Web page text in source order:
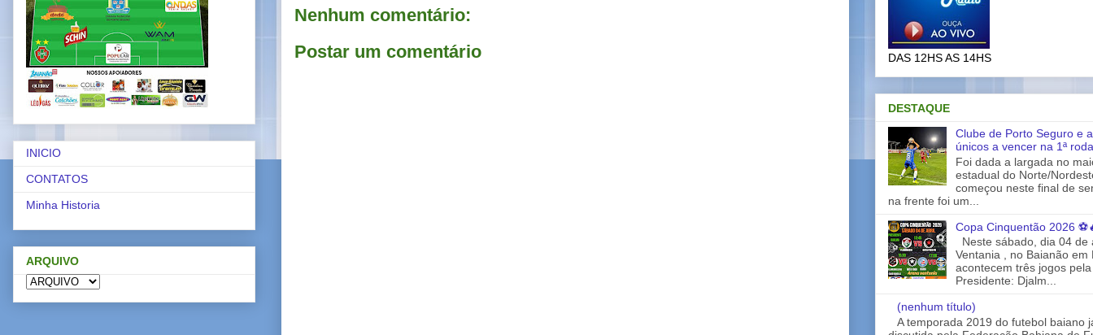
Nenhum comentário:
Postar um comentário
INICIO
CONTATOS
Minha Historia
ARQUIVO
DAS 12HS AS 14HS
DESTAQUE
Clube de Porto Seguro e
únicos a vencer na 1ª
Foi dada a largada no
estadual do Norte/
começou neste final de
na frente foi um...
Copa Cinquentão 2026
Neste sábado, dia 04 de
Ventania , no Baianão em
acontecem três jogos
Presidente: Djalm...
(nenhum título)
A temporada 2019 do futebol baiano